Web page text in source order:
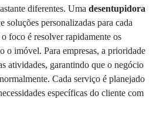
diferentes. Uma desentupidora
soluções personalizadas para cada
foco é resolver rapidamente os
o imóvel. Para empresas, a prioridade
atividades, garantindo que o negócio
Cada serviço é planejado
específicas do cliente com